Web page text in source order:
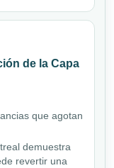
de la Capa
que agotan
demuestra
revertir una